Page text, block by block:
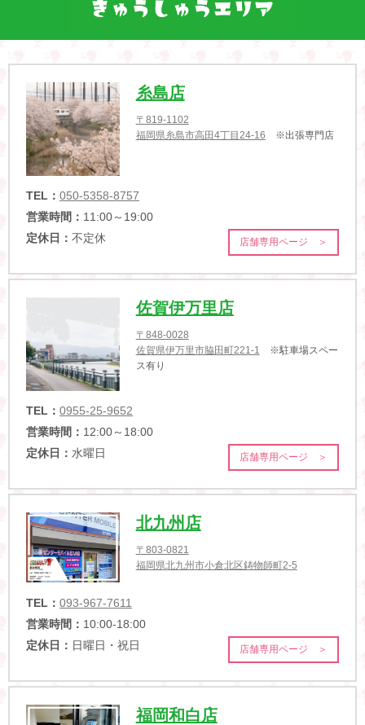
糸島店
〒819-1102
福岡県糸島市高田4丁目24-16 ※出張専門店
TEL： 050-5358-8757
営業時間： 11:00～19:00
定休日： 不定休 店舗専用ページ ＞
佐賀伊万里店
〒848-0028
佐賀県伊万里市脇田町221-1 ※駐車場スペー
ス有り
TEL： 0955-25-9652
営業時間： 12:00～18:00
定休日： 水曜日 店舗専用ページ ＞
北九州店
〒803-0821
福岡県北九州市小倉北区鋳物師町2-5
TEL： 093-967-7611
営業時間： 10:00-18:00
定休日： 日曜日・祝日 店舗専用ページ ＞
福岡和白店